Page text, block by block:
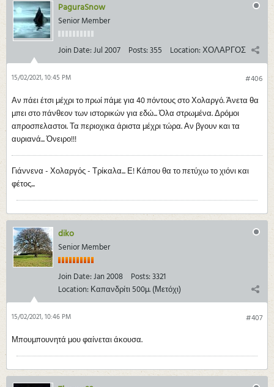
PaguraSnow
Senior Member
Join Date:Jul 2007 Posts:355 Location:ΧΟΛΑΡΓΟΣ
#406
15/02/2021, 10:45 PM
Αν πάει έτσι μέχρι το πρωί πάμε για 40 πόντους στο Χολαργό. Άνετα θα
μπει στο πάνθεον των ιστορικών για εδώ... Όλα στρωμένα. Δρόμοι
απροσπελαστοι. Τα περιοχικα άριστα μέχρι τώρα. Αν βγουν και τα
αυριανά... Όνειρο!!!
Γιάννενα - Χολαργός - Τρίκαλα... Ε! Κάπου θα το πετύχω το χιόνι και
φέτος...
diko
Senior Member
Join Date:Jan 2008 Posts:3321
Location: Καπανδρίτι 500μ. (Μετόχι)
#407
15/02/2021, 10:46 PM
Μπουμπουνητά μου φαίνεται άκουσα.